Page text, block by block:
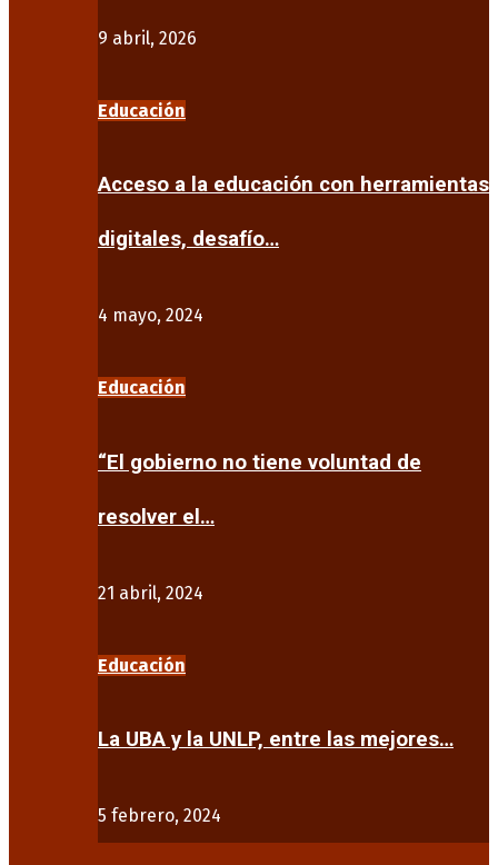
9 abril, 2026
Educación
Acceso a la educación con herramientas
digitales, desafío…
4 mayo, 2024
Educación
“El gobierno no tiene voluntad de
resolver el…
21 abril, 2024
Educación
La UBA y la UNLP, entre las mejores…
5 febrero, 2024